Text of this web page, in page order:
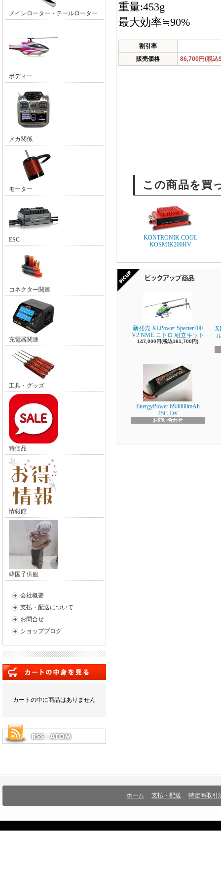
メインローター・テールローター
ボディー
メカ関係
モーター
ESC
コネクター関連
充電器関連
工具・グッズ
特価品
情報館
韓国子供服
会社概要
支払・配送について
お問合せ
ショップブログ
カートの中に商品はありません
重量:453g
最大効率≒90%
割引率
販売価格
86,700円(税込
この商品を買
KONTRONIK COOL
KOSMIK200HV
新発売 XLPower Specter700
V2 NME ニトロ 組立キット
147,000円(税込161,700円)
EnergyPower 6S4800mAh
45C LW
お問い合わせ
ホーム 支払・配送 特定商取引